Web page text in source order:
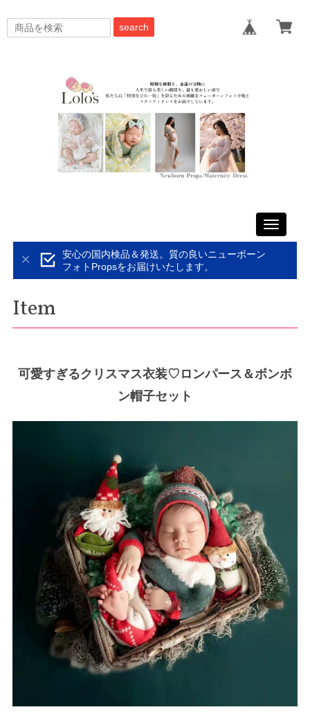
search
Toggle
安心の国内検品＆発送。質の良いニューボーン
フォトPropsをお届けいたします。
Item
可愛すぎるクリスマス衣装♡ロンパース＆ボンボ
ン帽子セット